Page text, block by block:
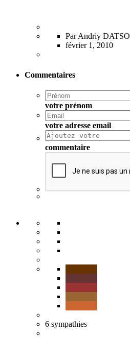
Par Andriy DATSO
février 1, 2010
Commentaires
votre prénom
votre adresse email
commentaire
6 sympathies